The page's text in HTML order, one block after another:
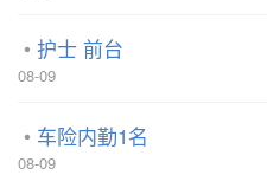
护士 前台
08-09
车险内勤1名
08-09